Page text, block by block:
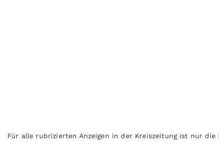
Für alle rubrizierten Anzeigen in der Kreiszeitung ist nur die